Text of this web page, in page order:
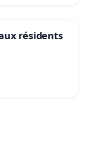
résidents